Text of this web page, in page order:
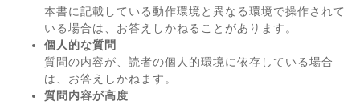
本書に記載している動作環境と異なる環境で操作されて
いる場合は、お答えしかねることがあります。
個人的な質問
質問の内容が、読者の個人的環境に依存している場合
は、お答えしかねます。
質問内容が高度